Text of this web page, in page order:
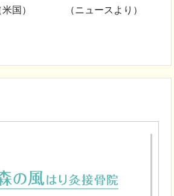
米国） （ニュースより）